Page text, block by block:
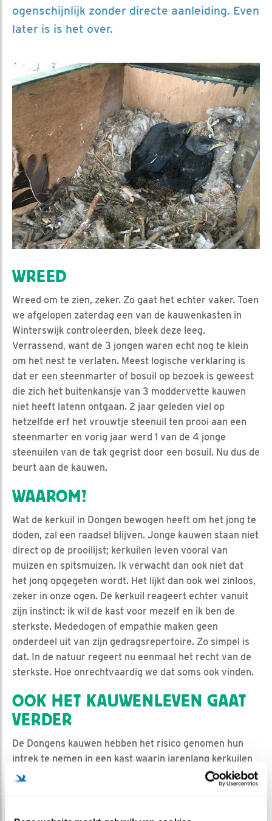
ogenschijnlijk zonder directe aanleiding. Even
later is is het over.
WREED
Wreed om te zien, zeker. Zo gaat het echter vaker. Toen
we afgelopen zaterdag een van de kauwenkasten in
Winterswijk controleerden, bleek deze leeg.
Verrassend, want de 3 jongen waren echt nog te klein
om het nest te verlaten. Meest logische verklaring is
dat er een steenmarter of bosuil op bezoek is geweest
die zich het buitenkansje van 3 moddervette kauwen
niet heeft latenn ontgaan. 2 jaar geleden viel op
hetzelfde erf het vrouwtje steenuil ten prooi aan een
steenmarter en vorig jaar werd 1 van de 4 jonge
steenuilen van de tak gegrist door een bosuil. Nu dus de
beurt aan de kauwen.
WAAROM?
Wat de kerkuil in Dongen bewogen heeft om het jong te
doden, zal een raadsel blijven. Jonge kauwen staan niet
direct op de prooilijst; kerkuilen leven vooral van
muizen en spitsmuizen. Ik verwacht dan ook niet dat
het jong opgegeten wordt. Het lijkt dan ook wel zinloos,
zeker in onze ogen. De kerkuil reageert echter vanuit
zijn instinct: ik wil de kast voor mezelf en ik ben de
sterkste. Mededogen of empathie maken geen
onderdeel uit van zijn gedragsrepertoire. Zo simpel is
dat. In de natuur regeert nu eenmaal het recht van de
sterkste. Hoe onrechtvaardig we dat soms ook vinden.
OOK HET KAUWENLEVEN GAAT
VERDER
De Dongens kauwen hebben het risico genomen hun
intrek te nemen in een kast waarin jarenlang kerkuilen
broedden. Achteraf bezien niet slim. Het leergeld is
betaald nu. Voor hen is het seizoen voorbij, net als voor